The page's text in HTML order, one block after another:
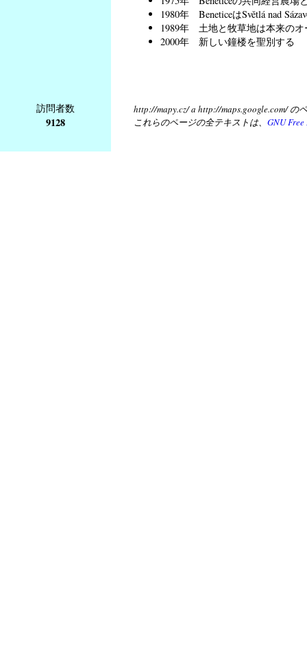
1980年 BeneticeはSvětlá nad
1989年 土地と牧草地は本来の
2000年 新しい鐘楼を聖別する
訪問者数
9128
http://mapy.cz/ a http://maps.google.com/
これらのページの全テキストは、 GNU